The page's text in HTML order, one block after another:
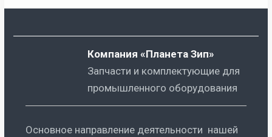
Компания «Планета Зип»
Запчасти и комплектующие для
промышленного оборудования
Основное направление деятельности нашей